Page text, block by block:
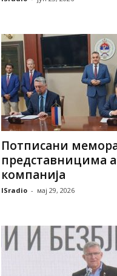
Потписани
представницима
компанија
ISradio - мај 29, 2026